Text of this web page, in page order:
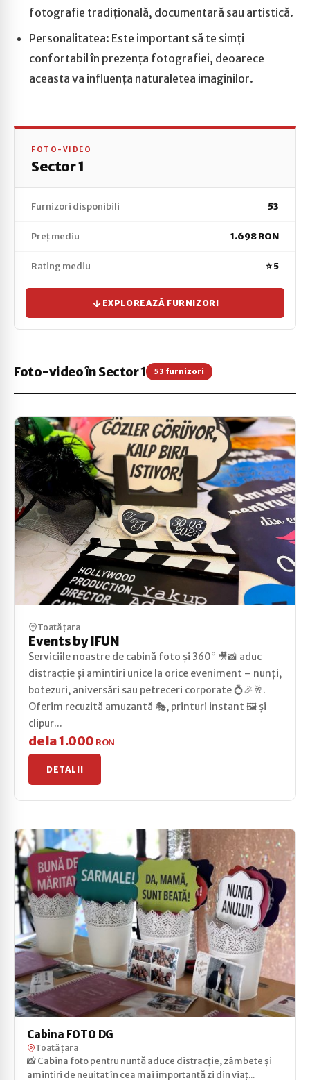
fotografie tradițională, documentară sau artistică.
Personalitatea: Este important să te simți
confortabil în prezența fotografiei, deoarece
aceasta va influența naturaletea imaginilor.
FOTO-VIDEO
Sector 1
Furnizori disponibili 53
Preț mediu 1.698 RON
Rating mediu ⭐ 5
EXPLOREAZĂ FURNIZORI
Foto-video în Sector 1 53 furnizori
Toată țara
Events by IFUN
Serviciile noastre de cabină foto și 360° 🎥📸 aduc
distracție și amintiri unice la orice eveniment – nunți,
botezuri, aniversări sau petreceri corporate 💍🎉🥂.
Oferim recuzită amuzantă 🎭, printuri instant 🖼️ și
clipur...
de la 1.000 RON
DETALII
Cabina FOTO DG
Toată țara
📸 Cabina foto pentru nuntă aduce distracție, zâmbete și
amintiri de neuitat în cea mai importantă zi din viaț...